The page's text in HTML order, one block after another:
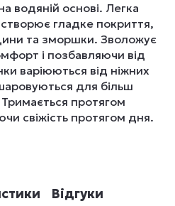
водяній основі. Легка
гладке покриття,
та зморшки. Зволожує
і позбавляючи від
варіюються від ніжних
для більш
протягом
свіжість протягом дня.
Відгуки